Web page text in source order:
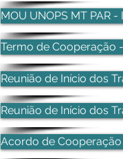
MOU UNOPS MT PAR -
Termo de Cooperação
Reunião de Início dos
Reunião de Início dos
Acordo de